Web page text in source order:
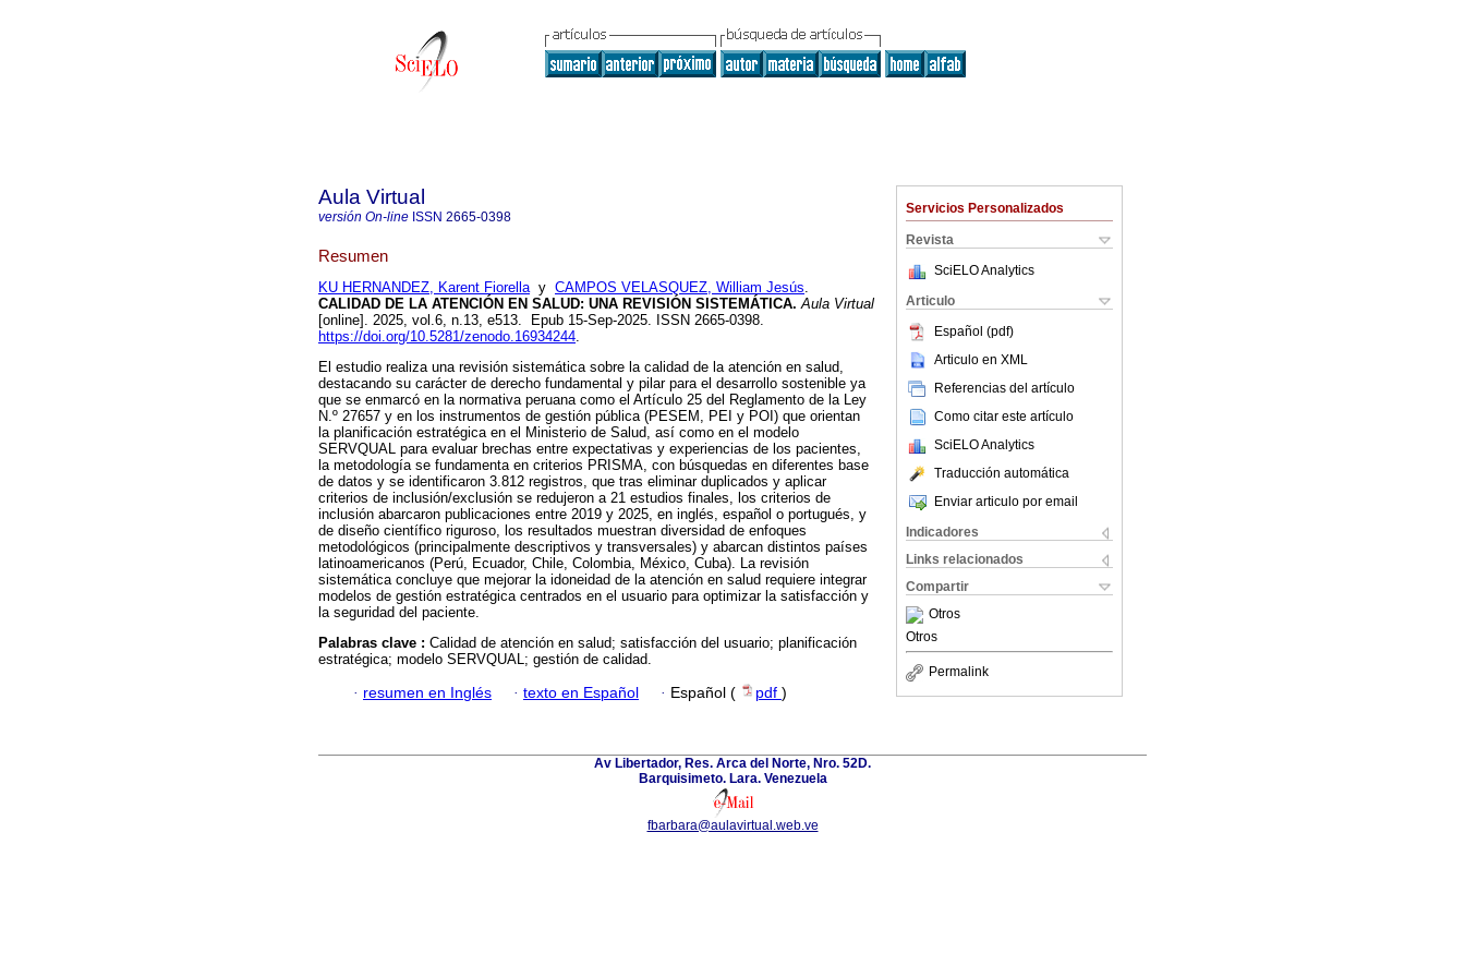
Servicios Personalizados
Revista
SciELO Analytics
Articulo
Español (pdf)
Articulo en XML
Referencias del artículo
Como citar este artículo
SciELO Analytics
Traducción automática
Enviar articulo por email
Indicadores
Links relacionados
Compartir
Otros
Otros
Permalink
Aula Virtual
versión On-line ISSN 2665-0398
Resumen
KU HERNANDEZ, Karent Fiorellay CAMPOS VELASQUEZ, William Jesús.
CALIDAD DE LA ATENCIÓN EN SALUD: UNA REVISIÓN SISTEMÁTICA. Aula Virtual
[online]. 2025, vol.6, n.13, e513. Epub 15-Sep-2025. ISSN 2665-0398.
https://doi.org/10.5281/zenodo.16934244.
El estudio realiza una revisión sistemática sobre la calidad de la atención en salud,
destacando su carácter de derecho fundamental y pilar para el desarrollo sostenible ya
que se enmarcó en la normativa peruana como el Artículo 25 del Reglamento de la Ley
N.º 27657 y en los instrumentos de gestión pública (PESEM, PEI y POI) que orientan
la planificación estratégica en el Ministerio de Salud, así como en el modelo
SERVQUAL para evaluar brechas entre expectativas y experiencias de los pacientes,
la metodología se fundamenta en criterios PRISMA, con búsquedas en diferentes base
de datos y se identificaron 3.812 registros, que tras eliminar duplicados y aplicar
criterios de inclusión/exclusión se redujeron a 21 estudios finales, los criterios de
inclusión abarcaron publicaciones entre 2019 y 2025, en inglés, español o portugués, y
de diseño científico riguroso, los resultados muestran diversidad de enfoques
metodológicos (principalmente descriptivos y transversales) y abarcan distintos países
latinoamericanos (Perú, Ecuador, Chile, Colombia, México, Cuba). La revisión
sistemática concluye que mejorar la idoneidad de la atención en salud requiere integrar
modelos de gestión estratégica centrados en el usuario para optimizar la satisfacción y
la seguridad del paciente.
Palabras clave : Calidad de atención en salud; satisfacción del usuario; planificación
estratégica; modelo SERVQUAL; gestión de calidad.
· resumen en Inglés · texto en Español · Español ( pdf )
Av Libertador, Res. Arca del Norte, Nro. 52D.
Barquisimeto. Lara. Venezuela
fbarbara@aulavirtual.web.ve